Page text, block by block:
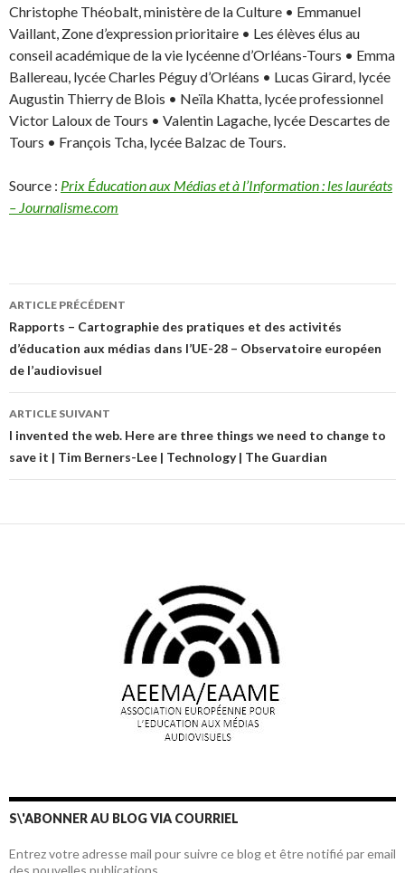
Christophe Théobalt, ministère de la Culture • Emmanuel
Vaillant, Zone d’expression prioritaire • Les élèves élus au
conseil académique de la vie lycéenne d’Orléans-Tours • Emma
Ballereau, lycée Charles Péguy d’Orléans • Lucas Girard, lycée
Augustin Thierry de Blois • Neïla Khatta, lycée professionnel
Victor Laloux de Tours • Valentin Lagache, lycée Descartes de
Tours • François Tcha, lycée Balzac de Tours.
Source : Prix Éducation aux Médias et à l’Information : les lauréats
– Journalisme.com
Navigation
des
articles
ARTICLE PRÉCÉDENT
Rapports – Cartographie des pratiques et des activités
d’éducation aux médias dans l’UE-28 – Observatoire européen
de l’audiovisuel
ARTICLE SUIVANT
I invented the web. Here are three things we need to change to
save it | Tim Berners-Lee | Technology | The Guardian
S\'ABONNER AU BLOG VIA COURRIEL
Entrez votre adresse mail pour suivre ce blog et être notifié par email
des nouvelles publications.